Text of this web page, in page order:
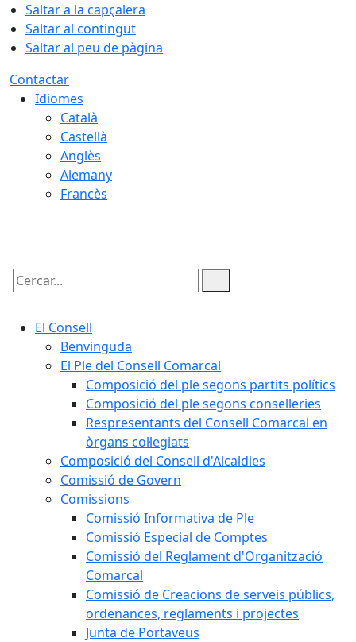
Saltar a la capçalera
Saltar al contingut
Saltar al peu de pàgina
Contactar
Idiomes
Català
Castellà
Anglès
Alemany
Francès
Cercar:
El Consell
Benvinguda
El Ple del Consell Comarcal
Composició del ple segons partits polítics
Composició del ple segons conselleries
Respresentants del Consell Comarcal en
òrgans col·legiats
Composició del Consell d'Alcaldies
Comissió de Govern
Comissions
Comissió Informativa de Ple
Comissió Especial de Comptes
Comissió del Reglament d'Organització
Comarcal
Comissió de Creacions de serveis públics,
ordenances, reglaments i projectes
Junta de Portaveus